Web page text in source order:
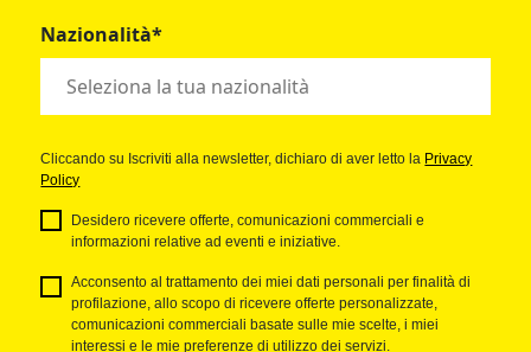
Nazionalità*
Cliccando su Iscriviti alla newsletter, dichiaro di aver letto la Privacy
Policy
Desidero ricevere offerte, comunicazioni commerciali e
informazioni relative ad eventi e iniziative.
Acconsento al trattamento dei miei dati personali per finalità di
profilazione, allo scopo di ricevere offerte personalizzate,
comunicazioni commerciali basate sulle mie scelte, i miei
interessi e le mie preferenze di utilizzo dei servizi.